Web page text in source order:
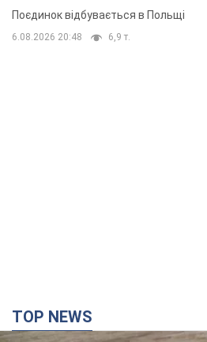
Поєдинок відбувається в Польщі
6.08.2026 20:48 6,9 т.
TOP NEWS